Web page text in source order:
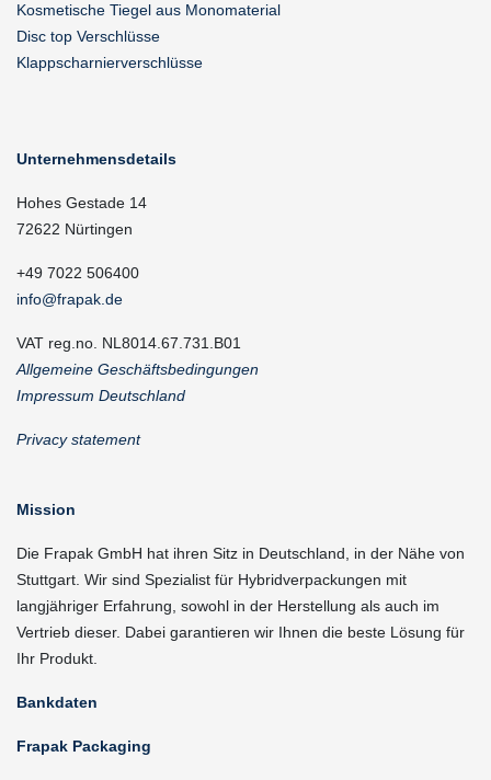
Kosmetische Tiegel aus Monomaterial
Disc top Verschlüsse
Klappscharnierverschlüsse
Unternehmensdetails
Hohes Gestade 14
72622 Nürtingen
+49 7022 506400
info@frapak.de
VAT reg.no. NL8014.67.731.B01
Allgemeine Geschäftsbedingungen
Impressum Deutschland
Privacy statement
Mission
Die Frapak GmbH hat ihren Sitz in Deutschland, in der Nähe von
Stuttgart. Wir sind Spezialist für Hybridverpackungen mit
langjähriger Erfahrung, sowohl in der Herstellung als auch im
Vertrieb dieser. Dabei garantieren wir Ihnen die beste Lösung für
Ihr Produkt.
Bankdaten
Frapak Packaging